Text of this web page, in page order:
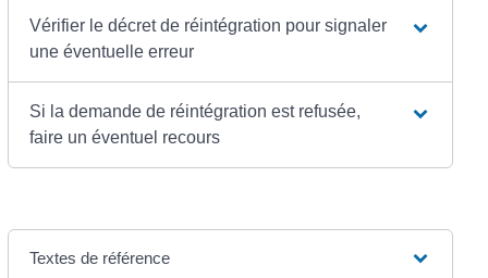
Vérifier le décret de réintégration pour signaler
une éventuelle erreur
Si la demande de réintégration est refusée,
faire un éventuel recours
Textes de référence